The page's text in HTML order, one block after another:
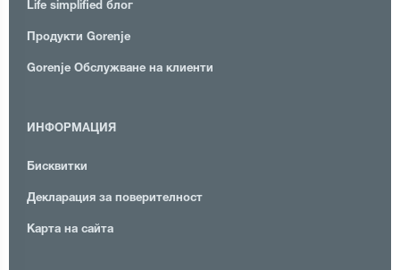
Life simplified блог
Продукти Gorenje
Gorenje Обслужване на клиенти
ИНФОРМАЦИЯ
Бисквитки
Декларация за поверителност
Карта на сайта